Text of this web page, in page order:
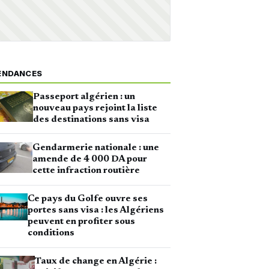
Passeport algérien : un
nouveau pays rejoint la liste
des destinations sans visa
Gendarmerie nationale : une
amende de 4 000 DA pour
cette infraction routière
Ce pays du Golfe ouvre ses
portes sans visa : les Algériens
peuvent en profiter sous
conditions
Taux de change en Algérie :